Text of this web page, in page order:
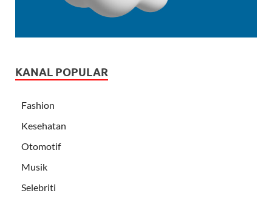
KANAL POPULAR
Fashion
Kesehatan
Otomotif
Musik
Selebriti